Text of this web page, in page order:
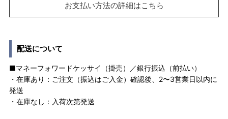
お支払い方法の詳細はこちら
配送について
■マネーフォワードケッサイ（掛売）／銀行振込（前払い）
・在庫あり：ご注文（振込はご入金）確認後、2〜3営業日以内に
発送
・在庫なし：入荷次第発送